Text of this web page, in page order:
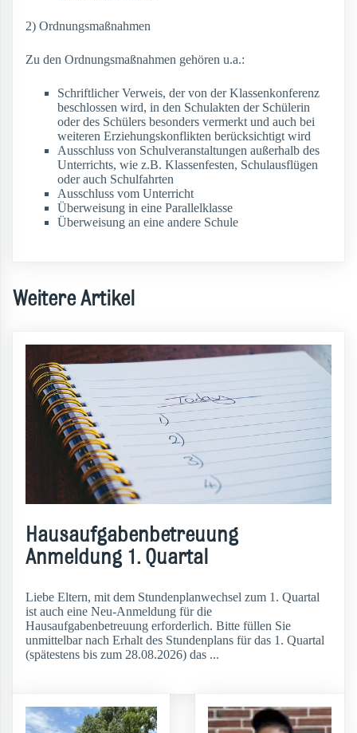
2) Ordnungsmaßnahmen
Zu den Ordnungsmaßnahmen gehören u.a.:
Schriftlicher Verweis, der von der Klassenkonferenz
beschlossen wird, in den Schulakten der Schülerin
oder des Schülers besonders vermerkt und auch bei
weiteren Erziehungskonflikten berücksichtigt wird
Ausschluss von Schulveranstaltungen außerhalb des
Unterrichts, wie z.B. Klassenfesten, Schulausflügen
oder auch Schulfahrten
Ausschluss vom Unterricht
Überweisung in eine Parallelklasse
Überweisung an eine andere Schule
Weitere Artikel
Hausaufgabenbetreuung
Anmeldung 1. Quartal
Liebe Eltern, mit dem Stundenplanwechsel zum 1. Quartal
ist auch eine Neu-Anmeldung für die
Hausaufgabenbetreuung erforderlich. Bitte füllen Sie
unmittelbar nach Erhalt des Stundenplans für das 1. Quartal
(spätestens bis zum 28.08.2026) das ...